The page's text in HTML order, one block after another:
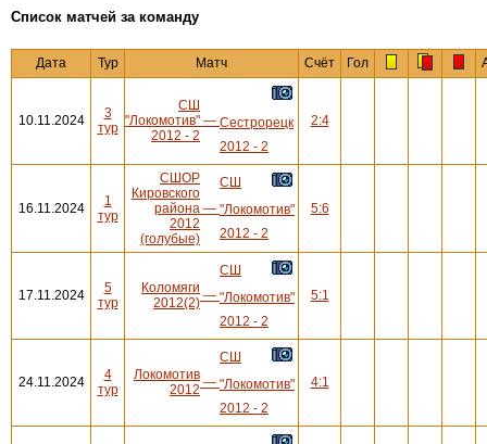
Cписок матчей за команду
Дата Тур Матч Счёт Гол
10.11.2024
3
тур
СШ
"Локомотив"
2012 - 2
— Сестрорецк
2012 - 2
2:4
16.11.2024
1
тур
СШОР
Кировского
района
2012
(голубые)
—
СШ
"Локомотив"
2012 - 2
5:6
17.11.2024
5
тур
Коломяги
2012(2) —
СШ
"Локомотив"
2012 - 2
5:1
24.11.2024
4
тур
Локомотив
2012 —
СШ
"Локомотив"
2012 - 2
4:1